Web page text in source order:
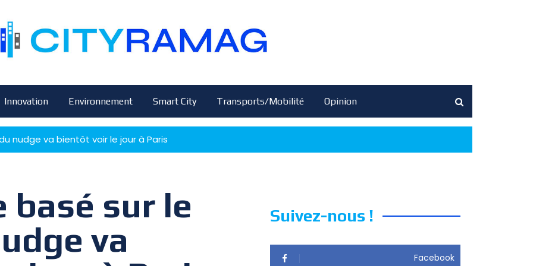
Innovation Environnement Smart City Transports/Mobilité Opinion
nudge va bientôt voir le jour à Paris
basé sur le
va
Suivez-nous !
Facebook